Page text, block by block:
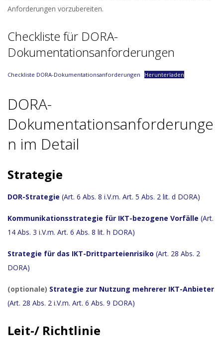
Anforderungen vorzubereiten.
Checkliste für DORA-
Dokumentationsanforderungen
Checkliste DORA-Dokumentationsanforderungen Herunterladen
DORA-
Dokumentationsanforderunge
n im Detail
Strategie
DOR-Strategie (Art. 6 Abs. 8 i.V.m. Art. 5 Abs. 2 lit. d DORA)
Kommunikationsstrategie für IKT-bezogene Vorfälle (Art.
14 Abs. 3 i.V.m. Art. 6 Abs. 8 lit. h DORA)
Strategie für das IKT-Drittparteienrisiko (Art. 28 Abs. 2
DORA)
(optionale) Strategie zur Nutzung mehrerer IKT-Anbieter
(Art. 28 Abs. 2 i.V.m. Art. 6 Abs. 9 DORA)
Leit-/ Richtlinie